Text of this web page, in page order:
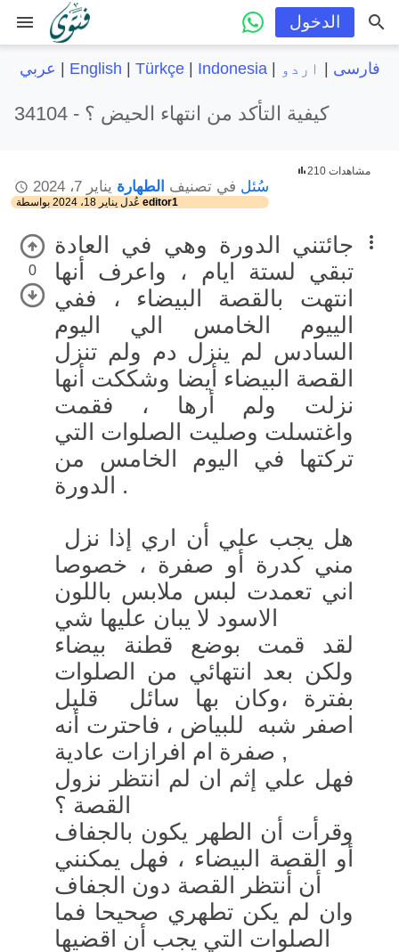
menu الدخول
عربي English Türkçe| Indonesia| فارسی اردو
34104 - كيفية التأكد من انتهاء الحيض ؟
سُئل في تصنيف الطهارة يناير 7، 2024
عُدل يناير 18، 2024 editor1
210 مشاهدات
0
جائتني الدورة وهي في العادة
تبقي لستة ايام ، واعرف أنها
انتهت بالقصة البيضاء ، ففي
الييوم الخامس الي اليوم
السادس لم ينزل دم ولم تنزل
القصة البيضاء أيضا وشككت أنها
نزلت ولم أرها ، فقمت
واغتسلت وصليت الصلوات التي
تركتها في اليوم الخامس من
الدورة .
مني كدرة أو صفرة ، خصوصا
اني تعمدت لبس ملابس باللون
الاسود لا يبان عليها شي
لقد قمت بوضع قطنة بيضاء
ولكن بعد انتهائي من الصلوات
بفترة ،وكان بها سائل قليل
اصفر شبه للبياض ، فاحترت أنه
صفرة ام افرازات عادية ,
فهل علي إثم ان لم انتظر نزول
القصة ؟
وقرأت أن الطهر يكون بالجفاف
أو القصة البيضاء ، فهل يمكنني
أن أنتظر القصة دون الجفاف
وان لم يكن تطهري صحيحا فما
الصلوات التي يجب أن اقضيها